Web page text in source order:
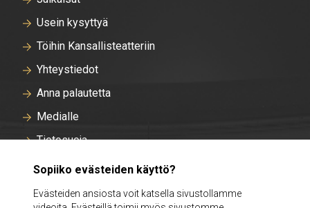
Usein kysyttyä
Töihin Kansallisteatteriin
Yhteystiedot
Anna palautetta
Medialle
Tietosuoja
Tallentavan kameravalvonnan rekisteriseloste
Evästeasetukset
Sopiiko evästeiden käyttö?
Evästeiden ansiosta voit katsella sivustollamme